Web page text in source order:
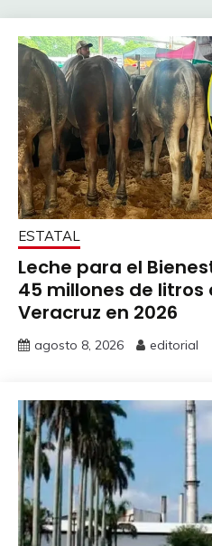
ESTATAL
Leche para el
45 millones de
Veracruz en 2026
agosto 8, 2026 editorial